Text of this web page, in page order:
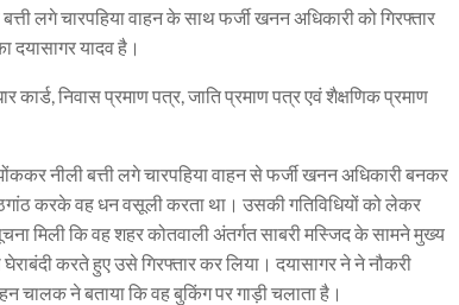
लगे चारपहिया वाहन के साथ फर्जी खनन अधिकारी को गिरफ्तार
दयासागर यादव है।
निवास प्रमाण पत्र, जाति प्रमाण पत्र एवं शैक्षणिक प्रमाण
नीली बत्ती लगे चारपहिया वाहन से फर्जी खनन अधिकारी बनकर
करके वह धन वसूली करता था। उसकी गतिविधियों को लेकर
मिली कि वह शहर कोतवाली अंतर्गत साबरी मस्जिद के सामने मुख्य
करते हुए उसे गिरफ्तार कर लिया। दयासागर ने ने नौकरी
चालक ने बताया कि वह बुकिंग पर गाड़ी चलाता है।